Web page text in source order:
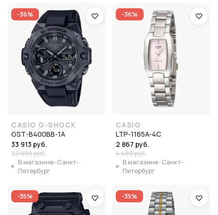
-36%
CASIO G-SHOCK
GST-B400BB-1A
33 913 руб.
52 990 руб.
В магазине: Санкт-
Петербург
-36%
CASIO
LTP-1165A-4C
2 867 руб.
4 480 руб.
В магазине: Санкт-
Петербург
-35% -35%